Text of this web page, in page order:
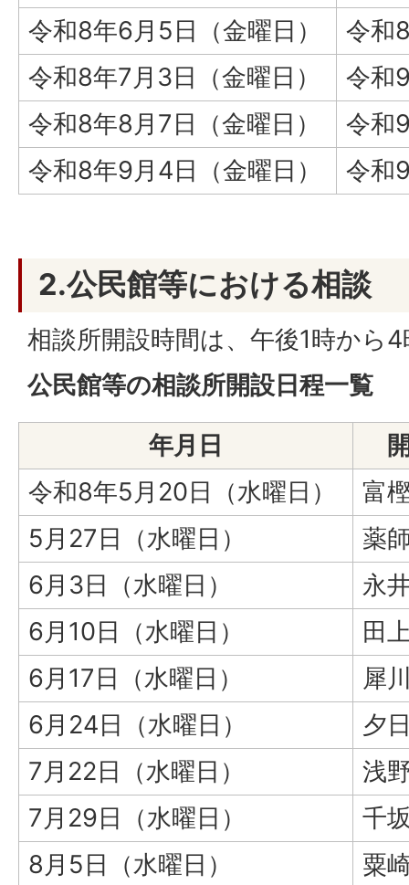
令和8年6月5日（金曜日）
令和
令和8年7月3日（金曜日）
令和
令和8年8月7日（金曜日）
令和
令和8年9月4日（金曜日）
令和
2.公民館等における相談
相談所開設時間は、午後1時から
公民館等の相談所開設日程一覧
年月日
令和8年5月20日（水曜日）
富
5月27日（水曜日）
薬
6月3日（水曜日）
永
6月10日（水曜日）
田
6月17日（水曜日）
犀
6月24日（水曜日）
夕
7月22日（水曜日）
浅
7月29日（水曜日）
千
8月5日（水曜日）
粟